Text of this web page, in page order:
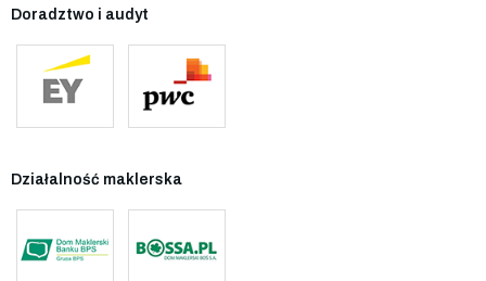
Doradztwo i audyt
Działalność maklerska